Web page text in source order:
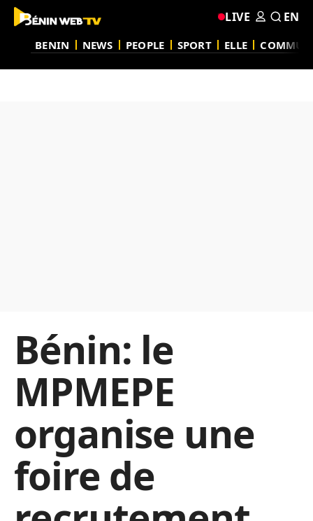
BENIN NEWS PEOPLE SPORT ELLE
LIVE EN
Bénin: le
MPMEPE
organise une
foire de